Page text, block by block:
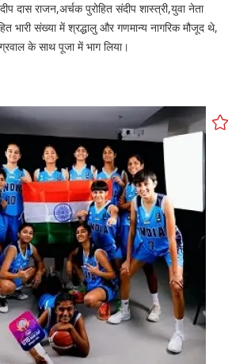
दास राजन,अर्चक पुरोहित संदीप शास्त्री,युवा नेता
भारी संख्या में श्रद्धालु और गणमान्य नागरिक मौजूद थे,
के साथ पूजा में भाग लिया।